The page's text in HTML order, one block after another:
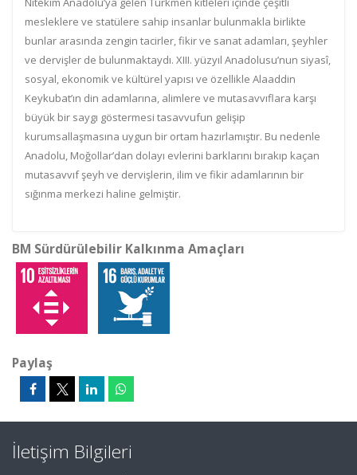
mesleklere ve statülere sahip insanlar bulunmakla birlikte
bunlar arasında zengin tacirler, fikir ve sanat adamları, şeyhler
ve dervişler de bulunmaktaydı. XIII. yüzyıl Anadolusu’nun siyasî,
sosyal, ekonomik ve kültürel yapısı ve özellikle Alaaddin
Keykubat’ın din adamlarına, alimlere ve mutasavvıflara karşı
büyük bir saygı göstermesi tasavvufun gelişip
kurumsallaşmasına uygun bir ortam hazırlamıştır. Bu nedenle
Anadolu, Moğollar’dan dolayı evlerini barklarını bırakıp kaçan
mutasavvıf şeyh ve dervişlerin, ilim ve fikir adamlarının bir
sığınma merkezi haline gelmiştir.
BM Sürdürülebilir Kalkınma Amaçları
Paylaş
İletişim Bilgileri